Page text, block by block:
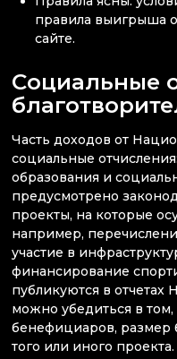
правила выигрыша
сайте.
Социальные
Часть доходов от
социальные
образования и
предусмотрено
проекты, на которые
например,
участие в
финансирование
публикуются в
можно убедиться в
бенефициаров, размер
того или иного проекта.